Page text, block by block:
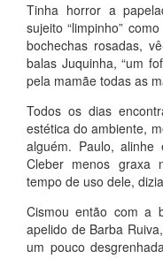
Tinha horror a
sujeito “limpinho”
bochechas rosadas,
balas Juquinha, “um
pela mamãe todas as
Todos os dias
estética do ambiente,
alguém. Paulo, alinhe
Cleber menos graxa
tempo de uso dele,
Cismou então com a
apelido de Barba
um pouco